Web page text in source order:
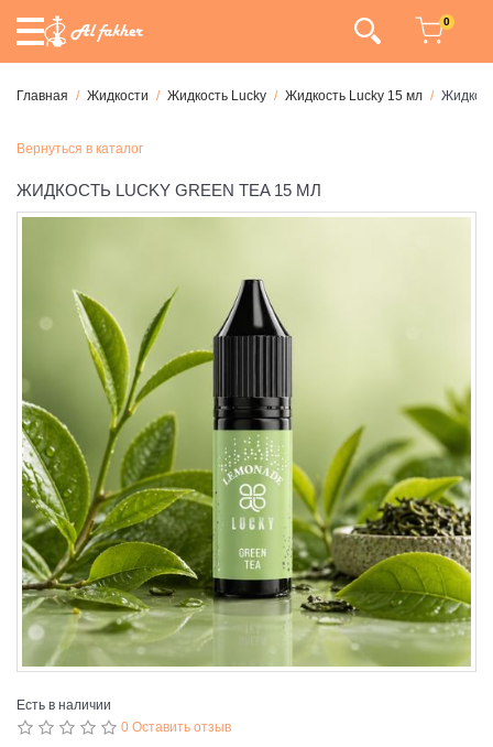
0
Главная Жидкости Жидкость Lucky Жидкость Lucky 15 мл
Вернуться в каталог
ЖИДКОСТЬ LUCKY GREEN TEA 15 МЛ
Есть в наличии
0 Оставить отзыв